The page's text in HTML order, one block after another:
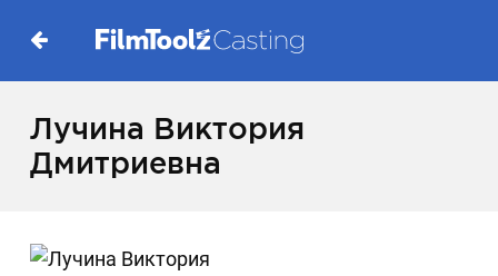
Лучина Виктория
Дмитриевна